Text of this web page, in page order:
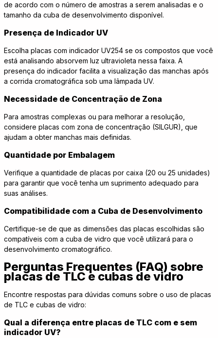
de acordo com o número de amostras a serem analisadas e o
tamanho da cuba de desenvolvimento disponível.
Presença de Indicador UV
Escolha placas com indicador UV254 se os compostos que você
está analisando absorvem luz ultravioleta nessa faixa. A
presença do indicador facilita a visualização das manchas após
a corrida cromatográfica sob uma lâmpada UV.
Necessidade de Concentração de Zona
Para amostras complexas ou para melhorar a resolução,
considere placas com zona de concentração (SILGUR), que
ajudam a obter manchas mais definidas.
Quantidade por Embalagem
Verifique a quantidade de placas por caixa (20 ou 25 unidades)
para garantir que você tenha um suprimento adequado para
suas análises.
Compatibilidade com a Cuba de Desenvolvimento
Certifique-se de que as dimensões das placas escolhidas são
compatíveis com a cuba de vidro que você utilizará para o
desenvolvimento cromatográfico.
Perguntas Frequentes (FAQ) sobre
placas de TLC e cubas de vidro
Encontre respostas para dúvidas comuns sobre o uso de placas
de TLC e cubas de vidro:
Qual a diferença entre placas de TLC com e sem
indicador UV?